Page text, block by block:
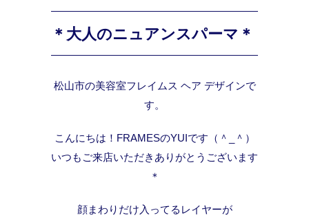
＊大人のニュアンスパーマ＊
松山市の美容室フレイムス ヘア デザインで
す。
こんにちは！FRAMESのYUIです（＾_＾）
いつもご来店いただきありがとうございます
＊
顔まわりだけ入ってるレイヤーが